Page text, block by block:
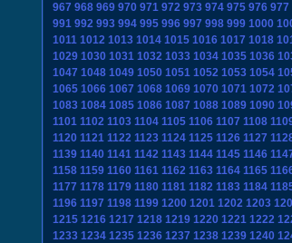
967 968 969 970 971 972 973 974 975 976 977
991 992 993 994 995 996 997 998 999 1000
1011 1012 1013 1014 1015 1016 1017 1018
1029 1030 1031 1032 1033 1034 1035 1036
1047 1048 1049 1050 1051 1052 1053 1054
1065 1066 1067 1068 1069 1070 1071 1072
1083 1084 1085 1086 1087 1088 1089 1090
1101 1102 1103 1104 1105 1106 1107 1108
1120 1121 1122 1123 1124 1125 1126 1127
1139 1140 1141 1142 1143 1144 1145 1146
1158 1159 1160 1161 1162 1163 1164 1165
1177 1178 1179 1180 1181 1182 1183 1184
1196 1197 1198 1199 1200 1201 1202 1203
1215 1216 1217 1218 1219 1220 1221 1222
1233 1234 1235 1236 1237 1238 1239 1240